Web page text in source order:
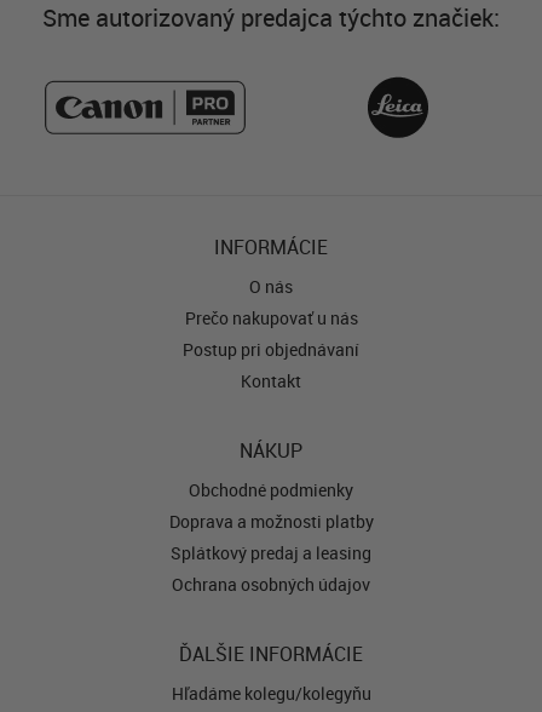
Sme autorizovaný predajca týchto značiek:
INFORMÁCIE
O nás
Prečo nakupovať u nás
Postup pri objednávaní
Kontakt
NÁKUP
Obchodné podmienky
Doprava a možnosti platby
Splátkový predaj a leasing
Ochrana osobných údajov
ĎALŠIE INFORMÁCIE
Hľadáme kolegu/kolegyňu